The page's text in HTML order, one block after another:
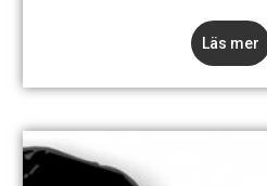
Läs mer